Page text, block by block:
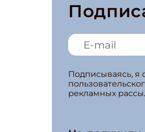
Подписываясь, я
рекламных